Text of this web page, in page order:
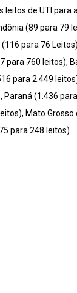
leitos de UTI para
(89 para 79
para 76
para 760 leitos),
para 2.449
Paraná (1.436
Mato Grosso
para 248 leitos).